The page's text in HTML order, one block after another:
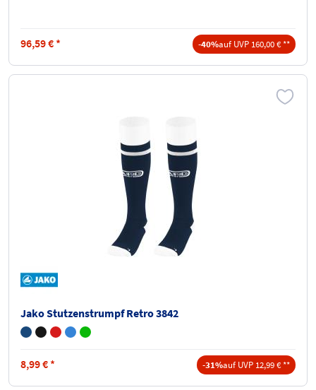
96,59€ * -40%auf UVP 160,00 € **
Jako Stutzenstrumpf Retro 3842
8,99€ * -31%auf UVP 12,99 € **